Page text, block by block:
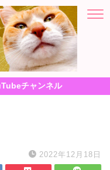
チャンネル
2022年12月18日